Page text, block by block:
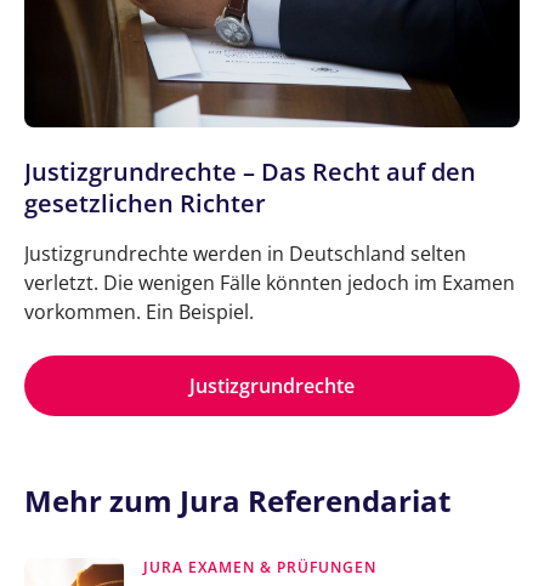
Justizgrundrechte – Das Recht auf den
gesetzlichen Richter
Justizgrundrechte werden in Deutschland selten
verletzt. Die wenigen Fälle könnten jedoch im Examen
vorkommen. Ein Beispiel.
Justizgrundrechte
Mehr zum Jura Referendariat
JURA EXAMEN & PRÜFUNGEN